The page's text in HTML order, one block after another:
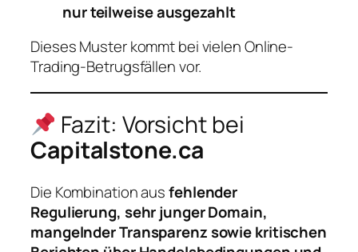
nur teilweise ausgezahlt
Dieses Muster kommt bei vielen Online-
Trading-Betrugsfällen vor.
Fazit: Vorsicht bei
Capitalstone.ca
Die Kombination ausfehlender
Regulierung, sehr junger Domain,
mangelnder Transparenz sowie kritischen